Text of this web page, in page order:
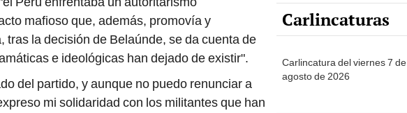
mafioso que, además, promovía y
la decisión de Belaúnde, se da cuenta de
e ideológicas han dejado de existir".
del partido, y aunque no puedo renunciar a
mi solidaridad con los militantes que han
Carlincaturas
Carlincatura del viernes 7 de
agosto de 2026